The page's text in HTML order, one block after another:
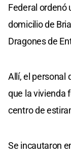
Federal ordenó
domicilio de
Dragones de
Allí, el personal
que la vivienda
centro de
Se incautaron